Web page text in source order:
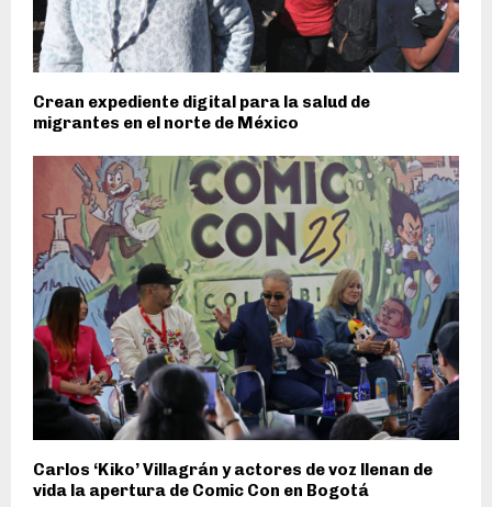
Crean expediente digital para la salud de
migrantes en el norte de México
Carlos ‘Kiko’ Villagrán y actores de voz llenan de
vida la apertura de Comic Con en Bogotá